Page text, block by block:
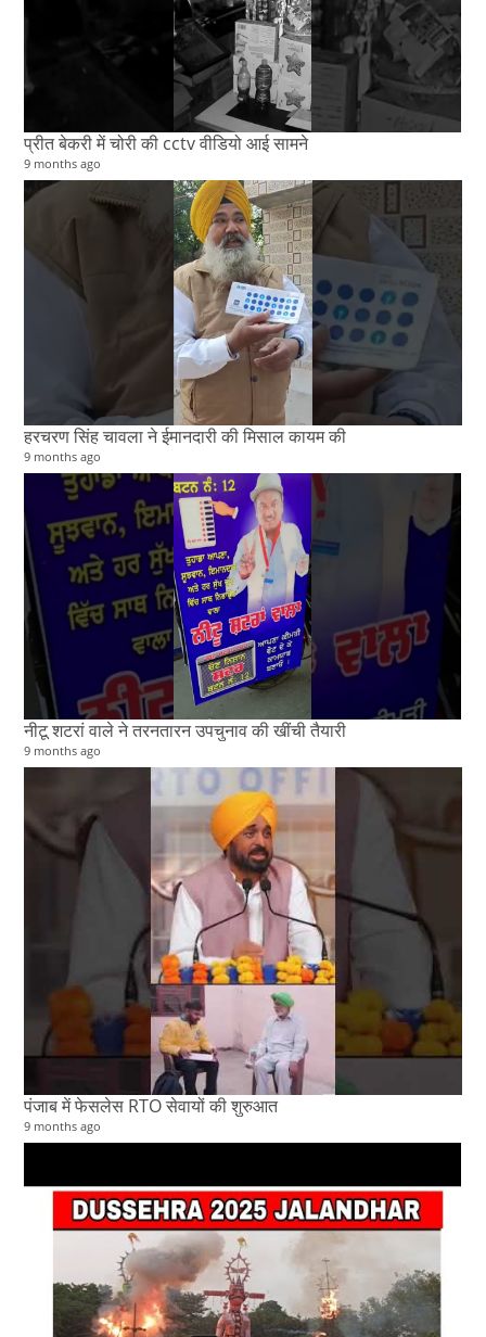
प्रीत बेकरी में चोरी की cctv वीडियो आई सामने
9 months ago
हरचरण सिंह चावला ने ईमानदारी की मिसाल कायम की
9 months ago
नीटू शटरां वाले ने तरनतारन उपचुनाव की खींची तैयारी
9 months ago
पंजाब में फेसलेस RTO सेवायों की शुरुआत
9 months ago